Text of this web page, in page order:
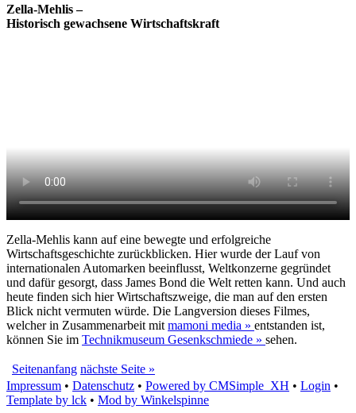
Zella-Mehlis –
Historisch gewachsene Wirtschaftskraft
Zella-Mehlis kann auf eine bewegte und erfolgreiche
Wirtschaftsgeschichte zurückblicken. Hier wurde der Lauf von
internationalen Automarken beeinflusst, Weltkonzerne gegründet
und dafür gesorgt, dass James Bond die Welt retten kann. Und auch
heute finden sich hier Wirtschaftszweige, die man auf den ersten
Blick nicht vermuten würde. Die Langversion dieses Filmes,
welcher in Zusammenarbeit mit mamoni media » entstanden ist,
können Sie im Technikmuseum Gesenkschmiede » sehen.
Seitenanfang nächste Seite »
Impressum • Datenschutz • Powered by CMSimple_XH • Login •
Template by lck • Mod by Winkelspinne